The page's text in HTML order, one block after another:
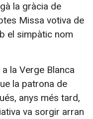
la gràcia de
Missa votiva de
el simpàtic nom
la Verge Blanca
la patrona de
anys més tard,
va sorgir arran